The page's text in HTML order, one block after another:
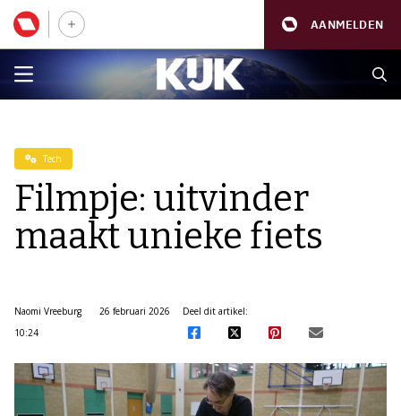
AANMELDEN
Tech
Filmpje: uitvinder
maakt unieke fiets
Naomi Vreeburg
26 februari 2026
10:24
Deel dit artikel: